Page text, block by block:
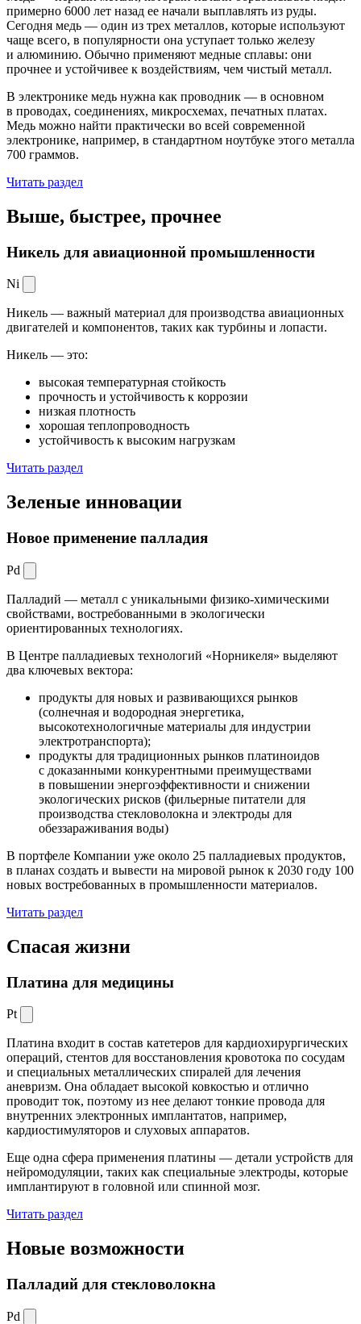
примерно 6000 лет назад ее начали выплавлять из руды.
Сегодня медь — один из трех металлов, которые используют
чаще всего, в популярности она уступает только железу
и алюминию. Обычно применяют медные сплавы: они
прочнее и устойчивее к воздействиям, чем чистый металл.
В электронике медь нужна как проводник — в основном
в проводах, соединениях, микросхемах, печатных платах.
Медь можно найти практически во всей современной
электронике, например, в стандартном ноутбуке этого металла
700 граммов.
Читать раздел
Выше, быстрее, прочнее
Никель для авиационной промышленности
Ni
Никель — важный материал для производства авиационных
двигателей и компонентов, таких как турбины и лопасти.
Никель — это:
высокая температурная стойкость
прочность и устойчивость к коррозии
низкая плотность
хорошая теплопроводность
устойчивость к высоким нагрузкам
Читать раздел
Зеленые инновации
Новое применение палладия
Pd
Палладий — металл с уникальными физико-химическими
свойствами, востребованными в экологически
ориентированных технологиях.
В Центре палладиевых технологий «Норникеля» выделяют
два ключевых вектора:
продукты для новых и развивающихся рынков
(солнечная и водородная энергетика,
высокотехнологичные материалы для индустрии
электротранспорта);
продукты для традиционных рынков платиноидов
с доказанными конкурентными преимуществами
в повышении энергоэффективности и снижении
экологических рисков (фильерные питатели для
производства стекловолокна и электроды для
обеззараживания воды)
В портфеле Компании уже около 25 палладиевых продуктов,
в планах создать и вывести на мировой рынок к 2030 году 100
новых востребованных в промышленности материалов.
Читать раздел
Спасая жизни
Платина для медицины
Pt
Платина входит в состав катетеров для кардиохирургических
операций, стентов для восстановления кровотока по сосудам
и специальных металлических спиралей для лечения
аневризм. Она обладает высокой ковкостью и отлично
проводит ток, поэтому из нее делают тонкие провода для
внутренних электронных имплантатов, например,
кардиостимуляторов и слуховых аппаратов.
Еще одна сфера применения платины — детали устройств для
нейромодуляции, таких как специальные электроды, которые
имплантируют в головной или спинной мозг.
Читать раздел
Новые возможности
Палладий для стекловолокна
Pd